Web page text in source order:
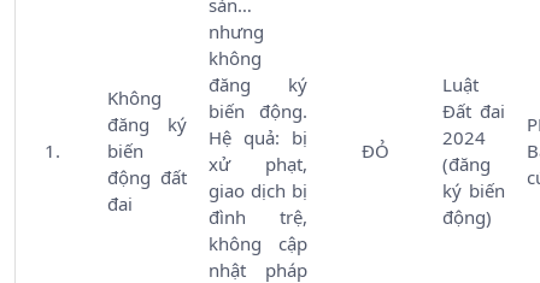
Không
đăng ký
biến
động đất
đai
sản…
nhưng
không
đăng ký
biến động.
Hệ quả: bị
xử phạt,
giao dịch bị
đình trệ,
không cập
nhật pháp
ĐỎ
Luật
Đất đai
2024
(đăng
ký biến
động)